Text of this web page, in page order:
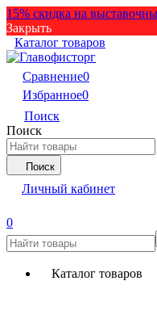
15% скидка на
Закрыть
Каталог товаров
Сравнение0
Избранное0
Поиск
Поиск
Поиск
Личный кабинет
0
Каталог товаров